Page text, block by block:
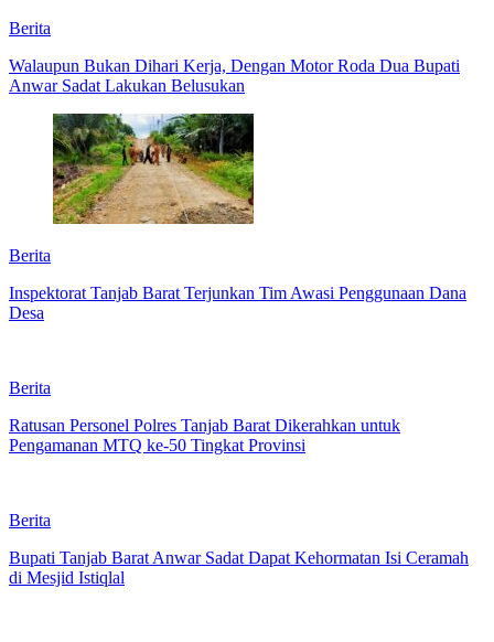
Berita
Walaupun Bukan Dihari Kerja, Dengan Motor Roda Dua Bupati
Anwar Sadat Lakukan Belusukan
Berita
Inspektorat Tanjab Barat Terjunkan Tim Awasi Penggunaan Dana
Desa
Berita
Ratusan Personel Polres Tanjab Barat Dikerahkan untuk
Pengamanan MTQ ke-50 Tingkat Provinsi
Berita
Bupati Tanjab Barat Anwar Sadat Dapat Kehormatan Isi Ceramah
di Mesjid Istiqlal